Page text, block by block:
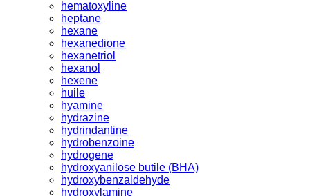
hematoxyline
heptane
hexane
hexanedione
hexanetriol
hexanol
hexene
huile
hyamine
hydrazine
hydrindantine
hydrobenzoine
hydrogene
hydroxyanilose butile (BHA)
hydroxybenzaldehyde
hydroxylamine